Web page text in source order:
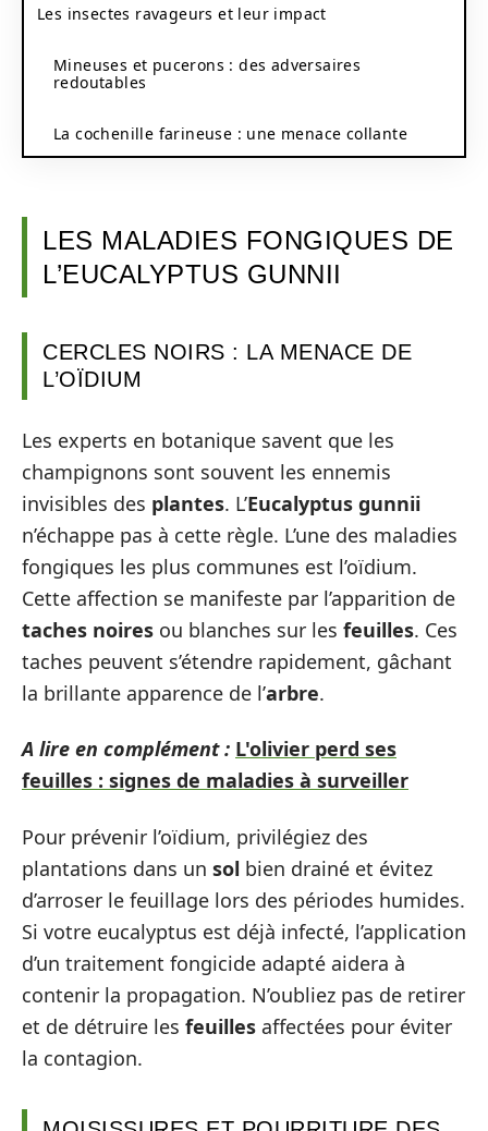
Les insectes ravageurs et leur impact
Mineuses et pucerons : des adversaires
redoutables
La cochenille farineuse : une menace collante
LES MALADIES FONGIQUES DE
L’EUCALYPTUS GUNNII
CERCLES NOIRS : LA MENACE DE
L’OÏDIUM
Les experts en botanique savent que les
champignons sont souvent les ennemis
invisibles des plantes. L’Eucalyptus gunnii
n’échappe pas à cette règle. L’une des maladies
fongiques les plus communes est l’oïdium.
Cette affection se manifeste par l’apparition de
taches noires ou blanches sur les feuilles. Ces
taches peuvent s’étendre rapidement, gâchant
la brillante apparence de l’arbre.
A lire en complément : L'olivier perd ses
feuilles : signes de maladies à surveiller
Pour prévenir l’oïdium, privilégiez des
plantations dans un sol bien drainé et évitez
d’arroser le feuillage lors des périodes humides.
Si votre eucalyptus est déjà infecté, l’application
d’un traitement fongicide adapté aidera à
contenir la propagation. N’oubliez pas de retirer
et de détruire les feuilles affectées pour éviter
la contagion.